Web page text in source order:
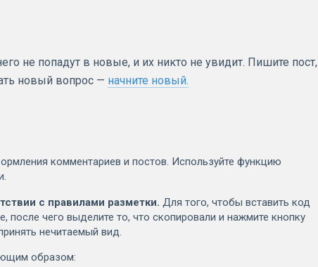
не попадут в новые, и их никто не увидит. Пишите пост,
новый вопрос — начните новый.
комментариев и постов. Используйте функцию
с правилами разметки. Для того, чтобы вставить код
после чего выделите то, что скопировали и нажмите кнопку
нечитаемый вид.
образом: